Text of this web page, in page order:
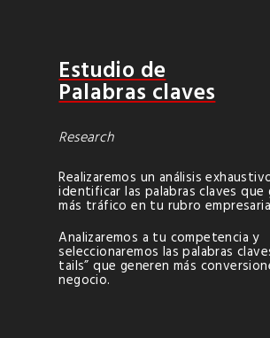
Estudio de
Palabras claves
Research
Realizaremos un análisis
identificar las palabras claves que
más tráfico en tu rubro
Analizaremos a tu competencia y
seleccionaremos las palabras
tails” que generen más
negocio.